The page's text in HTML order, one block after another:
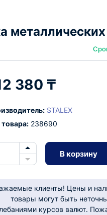
380 ₸
STALEX
238690
В корзину
клиенты! Цены и
товары могут быть
курсов валют.